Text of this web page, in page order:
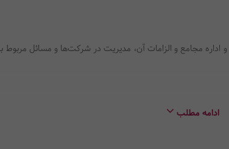
مجامع و الزامات آن، مدیریت در شرکت‌ها و مسائل مربوط
و انواع آن (موقت ـ دایم ـ مزد ساعتی ـ معین ـ کارمزدادامه مطلب